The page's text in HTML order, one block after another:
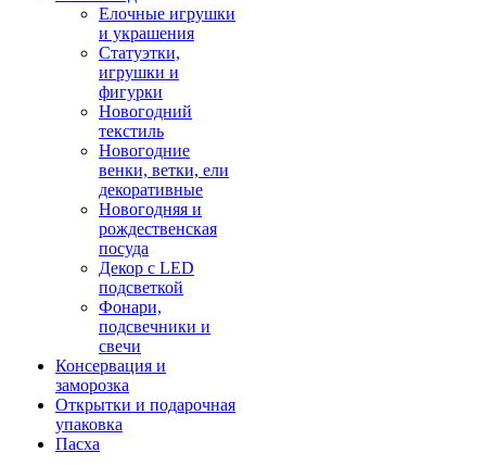
Елочные игрушки
и украшения
Статуэтки,
игрушки и
фигурки
Новогодний
текстиль
Новогодние
венки, ветки, ели
декоративные
Новогодняя и
рождественская
посуда
Декор с LED
подсветкой
Фонари,
подсвечники и
свечи
Консервация и
заморозка
Открытки и подарочная
упаковка
Пасха